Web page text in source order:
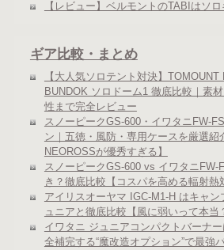
【レビュー】ベルモントのTABIはソ
ギア比較・まとめ
【大人気ソロテント対決】TOMOUNT
BUNDOK ソロドーム1 徹底比較｜素
性まで完全レビュー
スノーピークGS-600・イワタニFW-
ン｜五徳・風防・専用ケースを厳選紹
NEOROSSが優秀すぎる】
スノーピークGS-600 vs イワタニFW-
き？徹底比較【コスパを高める輻射熱
アイリスオーヤマ IGC-M1-H はキャ
ュニアと徹底比較【風に弱いって本当
イワタニ ジュニアコンパクトバーナ
全補完する“魔改造オプション”で最強